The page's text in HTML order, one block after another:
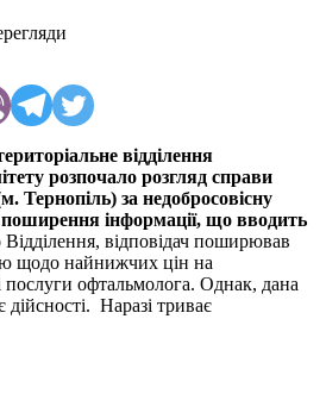
відділення
розпочало розгляд справи
Тернопіль) за недобросовісну
інформації, що вводить
відповідач поширював
щодо найнижчих цін на
послуги офтальмолога. Однак, дана
дійсності. Наразі триває